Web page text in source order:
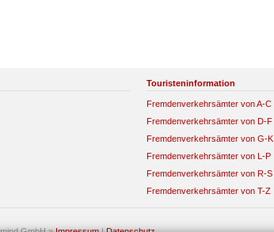
Touristeninformation
Fremdenverkehrsämter von A-C
Fremdenverkehrsämter von D-F
Fremdenverkehrsämter von G-K
Fremdenverkehrsämter von L-P
Fremdenverkehrsämter von R-S
Fremdenverkehrsämter von T-Z